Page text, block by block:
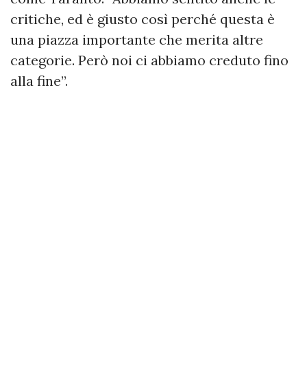
critiche, ed è giusto così perché questa è
una piazza importante che merita altre
categorie. Però noi ci abbiamo creduto fino
alla fine”.